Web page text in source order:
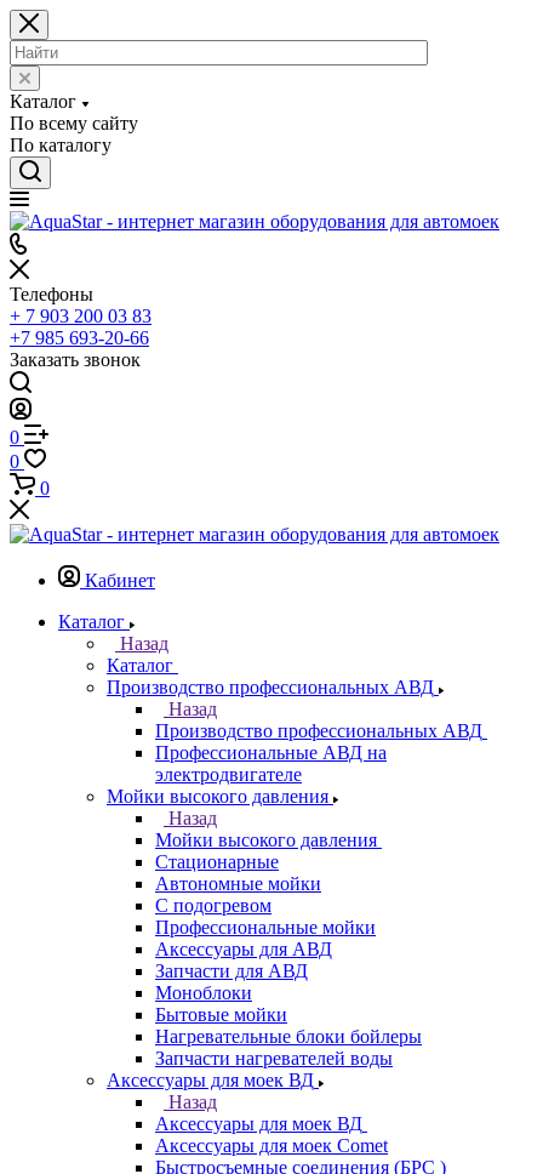
Каталог
По всему сайту
По каталогу
Телефоны
+ 7 903 200 03 83
+7 985 693-20-66
Заказать звонок
0
0
0
Кабинет
Каталог
Назад
Каталог
Производство профессиональных АВД
Назад
Производство профессиональных АВД
Профессиональные АВД на
электродвигателе
Мойки высокого давления
Назад
Мойки высокого давления
Стационарные
Автономные мойки
С подогревом
Профессиональные мойки
Аксессуары для АВД
Запчасти для АВД
Моноблоки
Бытовые мойки
Нагревательные блоки бойлеры
Запчасти нагревателей воды
Аксессуары для моек ВД
Назад
Аксессуары для моек ВД
Аксессуары для моек Comet
Быстросъемные соединения (БРС )